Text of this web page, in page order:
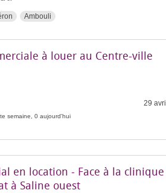
Ambouli
à louer au Centre-ville
29 avril
semaine, 0 aujourd'hui
en location - Face à la clinique
à Saline ouest